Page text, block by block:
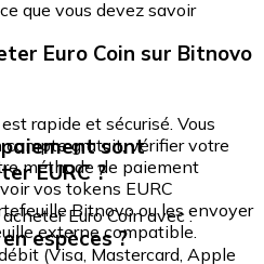
que vous devez savoir
Euro Coin sur Bitnovo
rapide et sécurisé. Vous
gratuit, vérifier votre
méthode de paiement
vos tokens EURC
Bitnovo ou les envoyer
externe compatible.
sont
EURC ?
Euro Coin avec :
(Visa, Mastercard, Apple
espèces ?